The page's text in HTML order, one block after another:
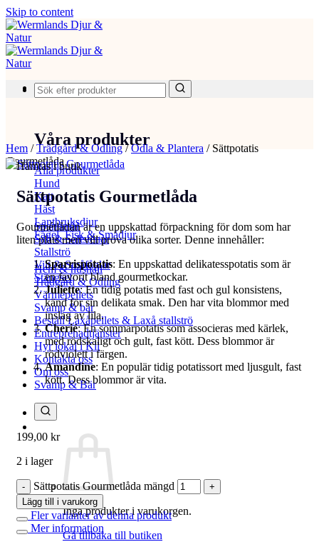
Skip to content
Produkter
Våra produkter
Alla produkter
Hund
Katt
Häst
Lantbruksdjur
Fågel, Fisk & Smådjur
Spannmål
Salt & Saltstenar
Stallströ
Vilt & Småfåglar
Stängsel
Hem & hushåll
Trädgård & Odling
Värmepellets
Svamp & bär
Beställ Laxåpellets & Laxå stallströ
Entreprenadtjänster
Hyr lokal i Kil
Kontakta oss
Om oss
Svamp & Bär
Inga produkter i varukorgen.
Gå tillbaka till butiken
Hem /Trädgård & Odling/Odla & Plantera / Sättpotatis
Gourmetlåda
Hämtas i butik
Sättpotatis Gourmetlåda
Gourmétlådan är en uppskattad förpackning för dom som har
liten plats men vill prova olika sorter. Denne innehåller:
Sparrispotatis: En uppskattad delikatesspotatis som är
en favorit bland gourmetkockar.
Juliette: En tidig potatis med fast och gul konsistens,
känd för sin delikata smak. Den har vita blommor med
inslag av lila.
Cherié: En sommarpotatis som associeras med kärlek,
med rödskaligt och gult, fast kött. Dess blommor är
rödviolett i färgen.
Amandine: En populär tidig potatissort med ljusgult, fast
kött. Dess blommor är vita.
199,00 kr
2 i lager
Sättpotatis Gourmetlåda mängd
Lägg till i varukorg
Fler varianter av denna produkt
Mer information